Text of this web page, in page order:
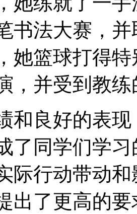
书法大赛，
她篮球打得
，并受到教
和良好的表
了同学们学
际行动带动
出了更高的